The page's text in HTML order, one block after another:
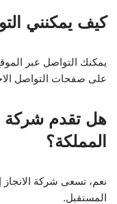
كيف يمكنني
يمكنك التواصل عبر
على صفحات التواصل
هل تقدم شركة
المملكة؟
نعم، تسعى شركة الانجاز
المستقبل.